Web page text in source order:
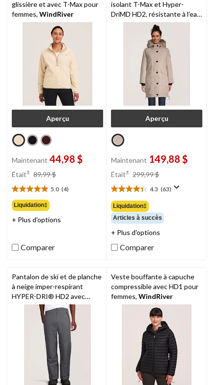
glissière et avec T-Max pour
femmes, WindRiver
Aperçu
Maintenant 44,98 $
Était± 89,99 $
89,99 $
5.0 (4)
5.0
étoile(s)
sur
5.
Liquidation‡
+ Plus d'options
Comparer
isolant T-Max et Hyper-
DriMD HD2, résistante à l’eau
et perméable à l’air pour
femmes, Heritage,
Aperçu
Maintenant 149,88 $
Était± 299,99 $
299,99 $
4.3 (63)
4.3
étoile(s)
sur
5.
63
Liquidation‡
Articles à succès
+ Plus d'options
Comparer
Pantalon de ski et de planche
à neige imper-respirant
HYPER-DRI® HD2 avec
isolant T-MAXMD,
WindRiver pour hommes
Veste bouffante à capuche
compressible avec HD1 pour
femmes, WindRiver